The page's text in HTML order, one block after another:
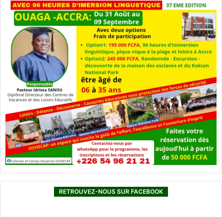
RETROUVEZ-NOUS SUR FACEBOOK